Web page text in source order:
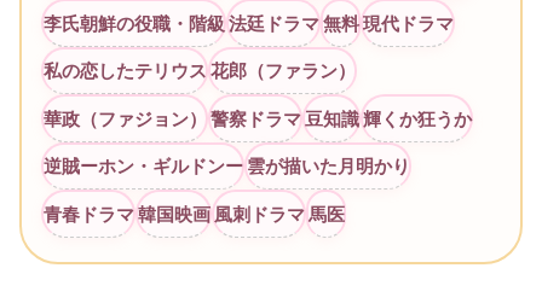
李氏朝鮮の役職・階級 法廷ドラマ 無料 現代ドラマ
私の恋したテリウス 花郎（ファラン）
華政（ファジョン） 警察ドラマ 豆知識 輝くか狂うか
逆賊ーホン・ギルドンー 雲が描いた月明かり
青春ドラマ 韓国映画 風刺ドラマ 馬医